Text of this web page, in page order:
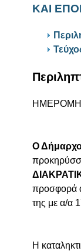
ΚΑΙ
Ο
προσφορά
της με α/α
Η